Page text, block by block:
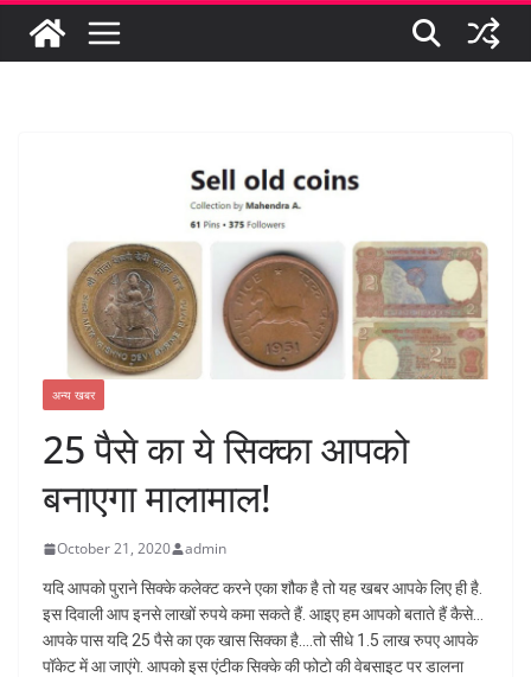
अन्य खबर
25 पैसे का ये सिक्का आपको
बनाएगा मालामाल!
October 21, 2020 admin
यदि आपको पुराने सिक्के कलेक्ट करने एका शौक है तो यह खबर आपके लिए ही है.
इस दिवाली आप इनसे लाखों रुपये कमा सकते हैं. आइए हम आपको बताते हैं कैसे…
आपके पास यदि 25 पैसे का एक खास सिक्का है….तो सीधे 1.5 लाख रुपए आपके
पॉकेट में आ जाएंगे. आपको इस एंटीक सिक्के की फोटो की वेबसाइट पर डालना